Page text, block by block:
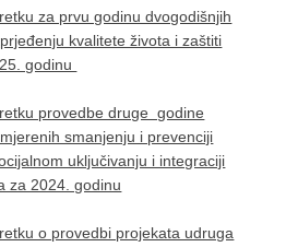
za prvu godinu dvogodišnjih
kvalitete života i zaštiti
godinu
provedbe druge godine
smanjenju i prevenciji
uključivanju i integraciji
za 2024. godinu​
o provedbi projekata udruga